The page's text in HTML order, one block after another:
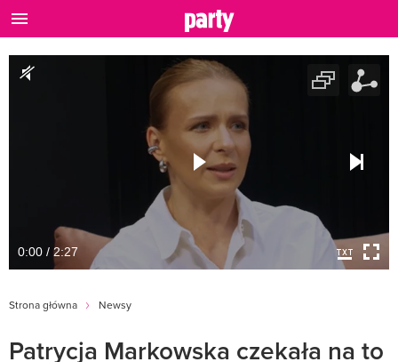
0:00 / 2:27
Strona główna Newsy
Patrycja Markowska czekała na to